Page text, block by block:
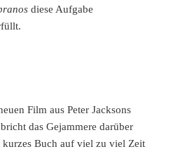
diese Aufgabe
Film aus Peter Jacksons
das Gejammere darüber
kurzes Buch auf viel zu viel Zeit